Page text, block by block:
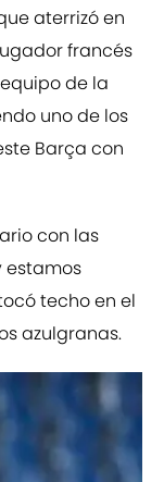
aterrizó en
francés
de la
uno de los
Barça con
con las
estamos
techo en el
azulgranas.